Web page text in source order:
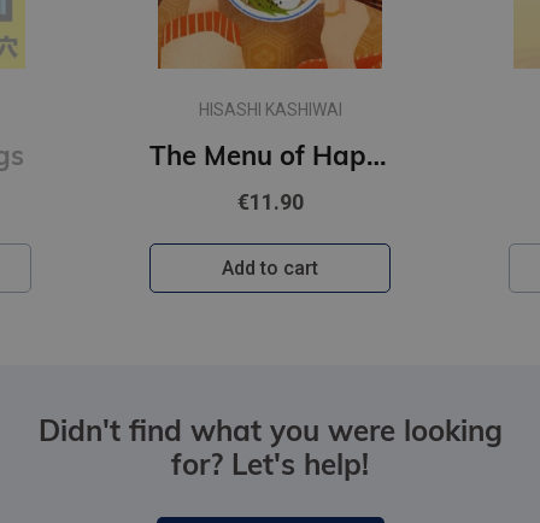
HISASHI KASHIWAI
The Menu of Happiness
€11.90
Add to cart
Didn't find what you were looking
for? Let's help!